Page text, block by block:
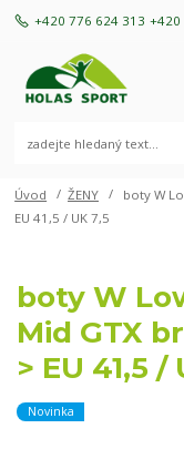
+420 776 624 313 +420
Úvod ŽENY
boty W
EU 41,5 / UK 7,5
boty W
Mid GTX
> EU 41,5 /
Novinka